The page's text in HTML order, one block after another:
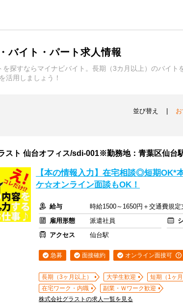
バイト・パート求人情報
探すならマイナビバイト。長期（3カ月以上）のバイト
活用しましょう！
並び替え
スト 仙台オフィス/sdi-001※勤務地：青葉区仙台
【本の情報入力】在宅相談◎短期OK*
ケ☆オンライン面談もOK！
給与
時給1500～1650円＋交通費規定
雇用形態
派遣社員
アクセス
仙台駅
急募 面接確約 オンライン面接可
長期（3ヶ月以上） 大学生歓迎
短期（1ヶ月
在宅ワーク・内職
副業・Ｗワーク歓迎
株式会社グラストの求人一覧を見る